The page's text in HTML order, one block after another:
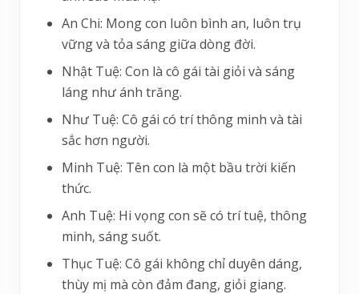
An Chi: Mong con luôn bình an, luôn trụ
vững và tỏa sáng giữa dòng đời.
Nhật Tuệ: Con là cô gái tài giỏi và sáng
láng như ánh trăng.
Như Tuệ: Cô gái có trí thông minh và tài
sắc hơn người.
Minh Tuệ: Tên con là một bầu trời kiến
thức.
Anh Tuệ: Hi vọng con sẽ có trí tuệ, thông
minh, sáng suốt.
Thục Tuệ: Cô gái không chỉ duyên dáng,
thùy mị mà còn đảm đang, giỏi giang.